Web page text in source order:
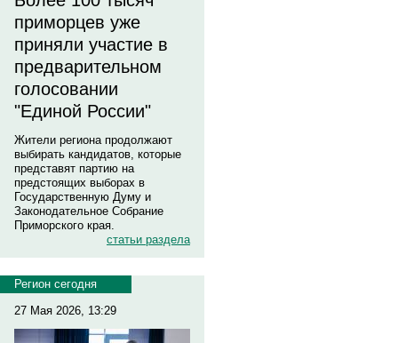
приморцев уже
приняли участие в
предварительном
голосовании
"Единой России"
Жители региона продолжают
выбирать кандидатов, которые
представят партию на
предстоящих выборах в
Государственную Думу и
Законодательное Собрание
Приморского края.
статьи раздела
Регион сегодня
27 Мая 2026, 13:29